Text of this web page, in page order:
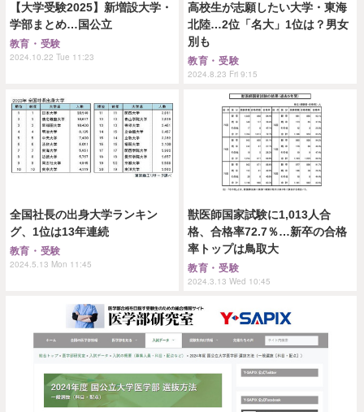
【大学受験2025】新増設大学・
学部まとめ…国公立
教育・受験
2024.10.22 Tue 11:23
高校生が志願したい大学・東海
北陸…2位「名大」1位は？男女
別も
教育・受験
2024.8.23 Fri 9:15
全国社長の出身大学ランキン
グ、1位は13年連続
教育・受験
2024.5.13 Mon 11:45
獣医師国家試験に1,013人合
格、合格率72.7％…新卒の合格
率トップは鳥取大
教育・受験
2024.3.13 Wed 10:45